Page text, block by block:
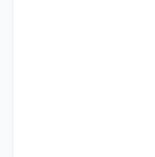
شده‌اند.
استاندارد کیفی، ارائه
برای تضمین
و مصرف‌کنندگان در
در حفظ منابع آبی